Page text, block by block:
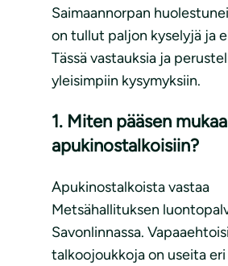
Saimaannorpan
on tullut paljon kyselyjä ja
Tässä vastauksia ja
yleisimpiin kysymyksiin.
1. Miten pääsen
apukinostalkoisiin?
Apukinostalkoista vastaa
Metsähallituksen
Savonlinnassa.
talkoojoukkoja on useita